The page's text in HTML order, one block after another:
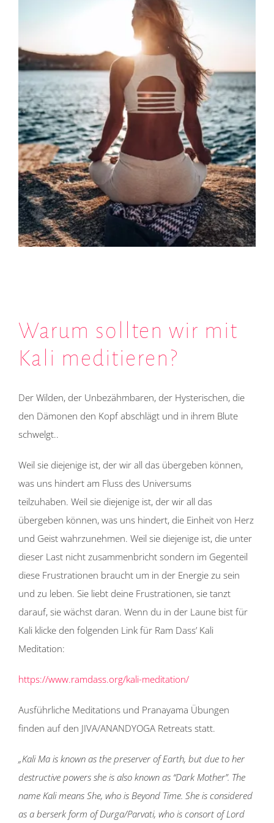
Warum sollten wir mit
Kali meditieren?
Der Wilden, der Unbezähmbaren, der Hysterischen, die
den Dämonen den Kopf abschlägt und in ihrem Blute
schwelgt..
Weil sie diejenige ist, der wir all das übergeben können,
was uns hindert am Fluss des Universums
teilzuhaben. Weil sie diejenige ist, der wir all das
übergeben können, was uns hindert, die Einheit von Herz
und Geist wahrzunehmen. Weil sie diejenige ist, die unter
dieser Last nicht zusammenbricht sondern im Gegenteil
diese Frustrationen braucht um in der Energie zu sein
und zu leben. Sie liebt deine Frustrationen, sie tanzt
darauf, sie wächst daran. Wenn du in der Laune bist für
Kali klicke den folgenden Link für Ram Dass’ Kali
Meditation:
https://www.ramdass.org/kali-meditation/
Ausführliche Meditations und Pranayama Übungen
finden auf den JIVA/ANANDYOGA Retreats statt.
„Kali Ma is known as the preserver of Earth, but due to her
destructive powers she is also known as “Dark Mother”. The
name Kali means She, who is Beyond Time. She is considered
as a berserk form of Durga/Parvati, who is consort of Lord